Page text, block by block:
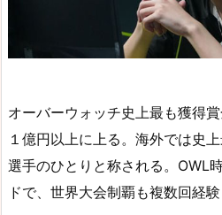
オーバーウォッチ史上最も獲得
１億円以上に上る。海外では史
選手のひとりと称される。OWL
ドで、世界大会制覇も複数回経験